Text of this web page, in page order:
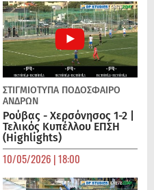
ΣΤΙΓΜΙΟΤΥΠΑ ΠΟΔΌΣΦΑΙΡΟ
ΑΝΔΡΏΝ
Ρούβας - Χερσόνησος 1-2 |
Τελικός Κυπέλλου ΕΠΣΗ
(Highlights)
10/05/2026 | 18:00